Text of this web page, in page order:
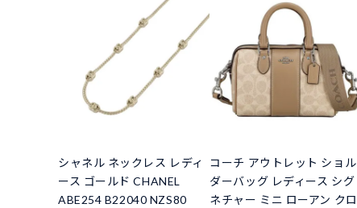
シャネル ネックレス レディ
ース ゴールド CHANEL
ABE254 B22040 NZS80
コーチ アウトレット ショル
ダーバッグ レディース シグ
ネチャー ミニ ローアン クロ